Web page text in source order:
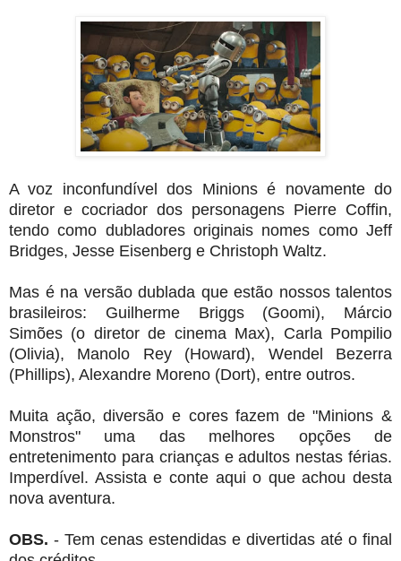
A voz inconfundível dos Minions é novamente do
diretor e cocriador dos personagens Pierre Coffin,
tendo como dubladores originais nomes como Jeff
Bridges, Jesse Eisenberg e Christoph Waltz.
Mas é na versão dublada que estão nossos talentos
brasileiros: Guilherme Briggs (Goomi), Márcio
Simões (o diretor de cinema Max), Carla Pompilio
(Olivia), Manolo Rey (Howard), Wendel Bezerra
(Phillips), Alexandre Moreno (Dort), entre outros.
Muita ação, diversão e cores fazem de "Minions &
Monstros" uma das melhores opções de
entretenimento para crianças e adultos nestas férias.
Imperdível. Assista e conte aqui o que achou desta
nova aventura.
OBS. - Tem cenas estendidas e divertidas até o final